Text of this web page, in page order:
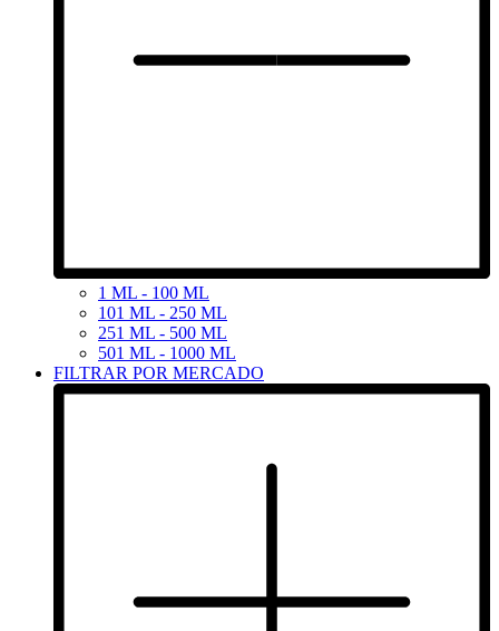
1 ML - 100 ML
101 ML - 250 ML
251 ML - 500 ML
501 ML - 1000 ML
FILTRAR POR MERCADO